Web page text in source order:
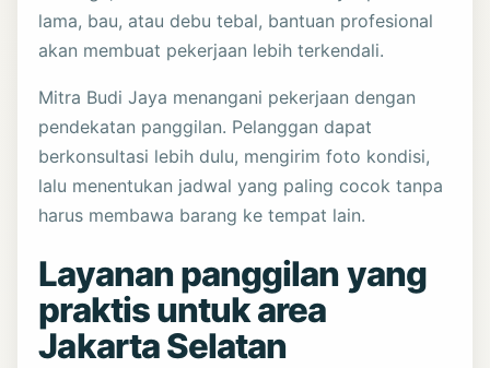
lama, bau, atau debu tebal, bantuan profesional
akan membuat pekerjaan lebih terkendali.
Mitra Budi Jaya menangani pekerjaan dengan
pendekatan panggilan. Pelanggan dapat
berkonsultasi lebih dulu, mengirim foto kondisi,
lalu menentukan jadwal yang paling cocok tanpa
harus membawa barang ke tempat lain.
Layanan panggilan yang
praktis untuk area
Jakarta Selatan